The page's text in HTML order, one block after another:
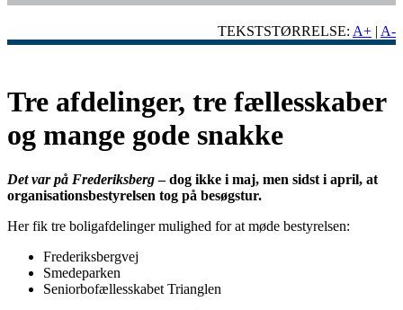
TEKSTSTØRRELSE: A+ | A-
Tre afdelinger, tre fællesskaber
og mange gode snakke
Det var på Frederiksberg– dog ikke i maj, men sidst i april, at
organisationsbestyrelsen tog på besøgstur.
Her fik tre boligafdelinger mulighed for at møde bestyrelsen:
Frederiksbergvej
Smedeparken
Seniorbofællesskabet Trianglen